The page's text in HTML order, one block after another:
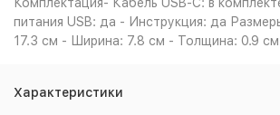
питания USB: да - Инструкция: да
17.3 см - Ширина: 7.8 см - Толщина: 0.9
Характеристики